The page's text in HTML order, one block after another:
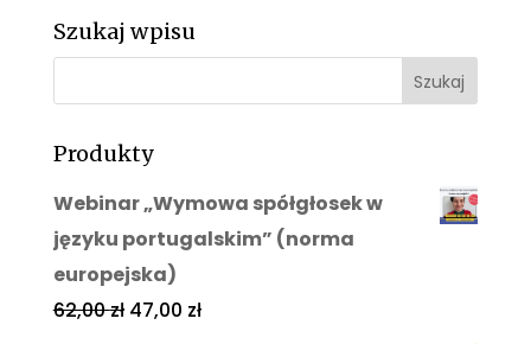
Szukaj wpisu
Produkty
Webinar „Wymowa spółgłosek w
języku portugalskim” (norma
europejska)
62,00zł 47,00 zł